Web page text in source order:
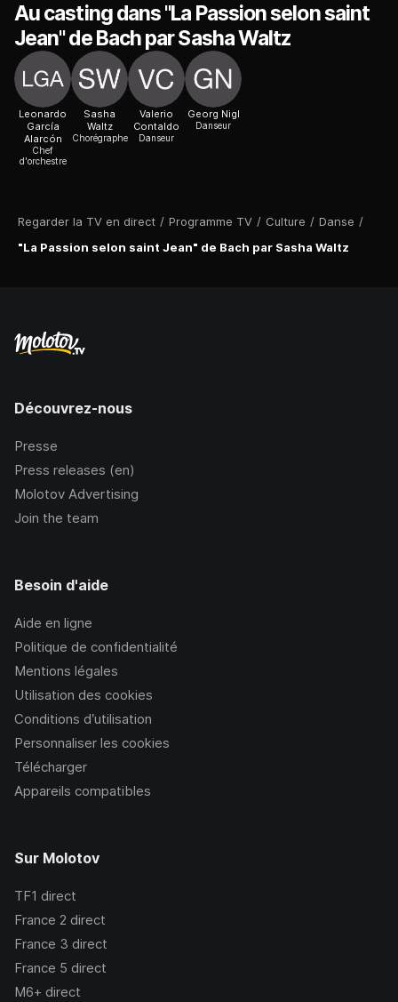
Regarder la TV en direct / Programme TV / Culture / Danse /
"La Passion selon saint Jean" de Bach par Sasha Waltz
Au casting dans "La Passion selon saint
Jean" de Bach par Sasha Waltz
Leonardo
García
Alarcón
Chef
d'orchestre
Sasha
Waltz
Chorégraphe
Valerio
Contaldo
Danseur
Georg Nigl
Danseur
Découvrez-nous
Presse
Press releases (en)
Molotov Advertising
Join the team
Besoin d'aide
Aide en ligne
Politique de confidentialité
Mentions légales
Utilisation des cookies
Conditions d’utilisation
Personnaliser les cookies
Télécharger
Appareils compatibles
Sur Molotov
TF1 direct
France 2 direct
France 3 direct
France 5 direct
M6+ direct